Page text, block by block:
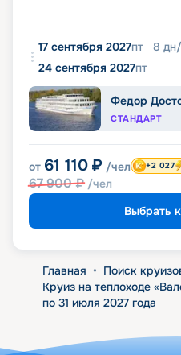
17 сентября 2027пт 8 дн/
24 сентября 2027пт
Федор
СТАНДАРТ
от 61 110 ₽ /чел
67 900₽ /чел
+2 027
Выбрать
Главная • Поиск
Круиз на теплоходе
по 31 июля 2027 года